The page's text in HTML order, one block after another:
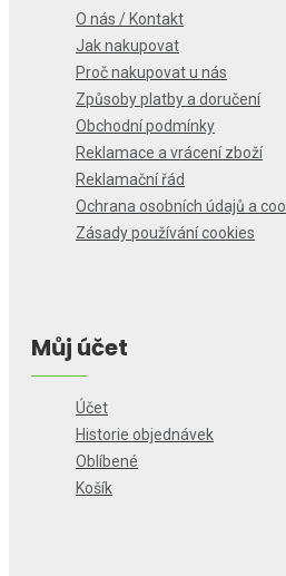
O nás / Kontakt
Jak nakupovat
Proč nakupovat u nás
Způsoby platby a doručení
Obchodní podmínky
Reklamace a vrácení zboží
Reklamační řád
Ochrana osobních údajů a
Zásady používání cookies
Můj účet
Účet
Historie objednávek
Oblíbené
Košík